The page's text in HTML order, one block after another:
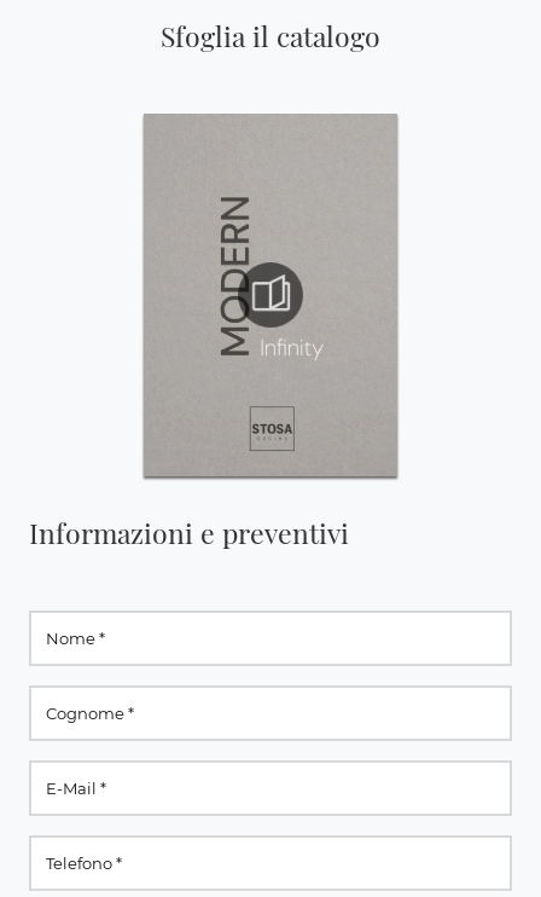
Sfoglia il catalogo
Informazioni e preventivi